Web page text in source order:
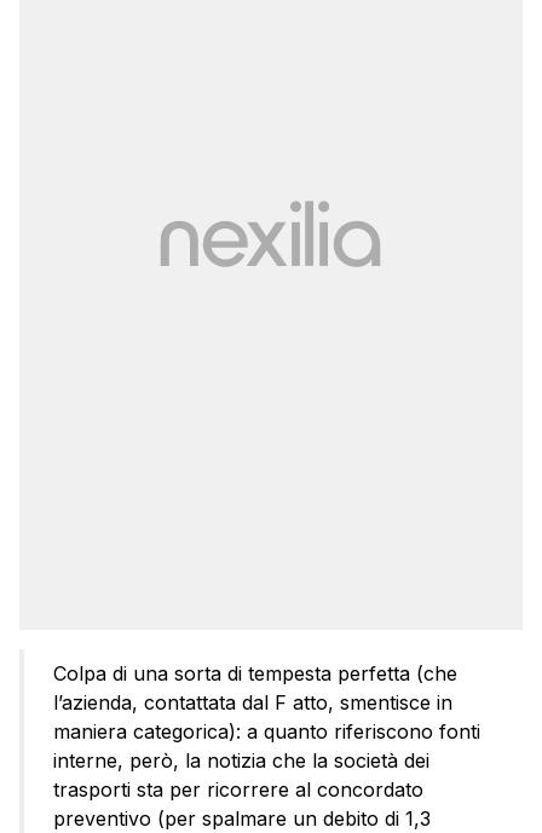
Colpa di una sorta di tempesta perfetta (che
l’azienda, contattata dal F atto, smentisce in
maniera categorica): a quanto riferiscono fonti
interne, però, la notizia che la società dei
trasporti sta per ricorrere al concordato
preventivo (per spalmare un debito di 1,3